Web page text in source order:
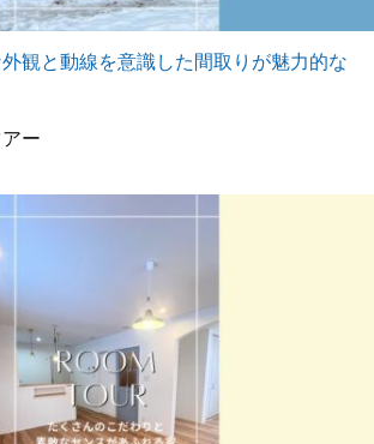
観と動線を意識した間取りが魅力的な
ー